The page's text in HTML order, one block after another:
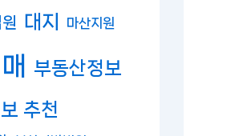
대지 마산지원
부동산정보
추천